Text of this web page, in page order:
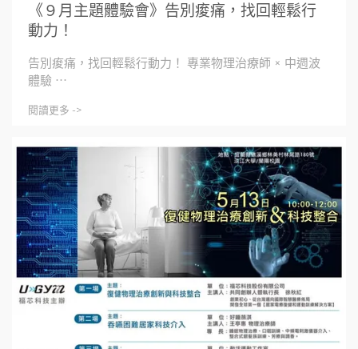
《９月主題體驗會》告別痠痛，找回輕鬆行
動力！
告別痠痛，找回輕鬆行動力！ 專業物理治療師 × 中週波
體驗 ⋯
閱讀更多 ->